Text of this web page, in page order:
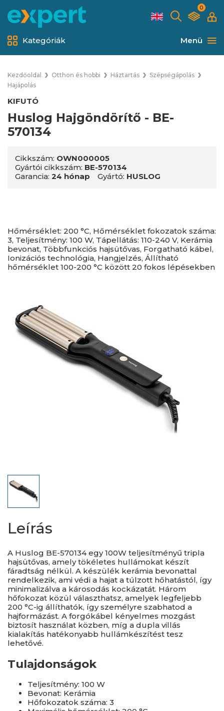
0
Menü
Kategóriák
Kezdőoldal Otthon és hobbi Háztartás
Szépségápolás
Hajápolás
KIFUTÓ
Huslog Hajgöndörítő - BE-
570134
Cikkszám: OWN000005
Gyártói cikkszám: BE-570134
Garancia: 24 hónap Gyártó: HUSLOG
Hőmérséklet: 200 °C, Hőmérséklet fokozatok száma:
3, Teljesítmény: 100 W, Tápellátás: 110-240 V, Kerámia
bevonat, Többfunkciós hajsütővas, Forgatható kábel,
Ionizációs technológia, Hangjelzés, Állítható
hőmérséklet 100-200 °C között 20 fokos lépésekben
Leírás
A Huslog BE-570134 egy 100W teljesítményű tripla
hajsütővas, amely tökéletes hullámokat készít
fáradtság nélkül. A készülék kerámia bevonattal
rendelkezik, ami védi a hajat a túlzott hőhatástól, így
minimalizálva a károsodás kockázatát. Három
hőfokozat közül választhatsz, amelyek legfeljebb
200 °C-ig állíthatók, így személyre szabhatod a
hajformázást. A forgókábel kényelmes mozgást
biztosít használat közben, míg a dupla villás
kialakítás hatékonyabb hullámkészítést tesz
lehetővé.
Tulajdonságok
Teljesítmény: 100 W
Bevonat: Kerámia
Hőfokozatok száma: 3